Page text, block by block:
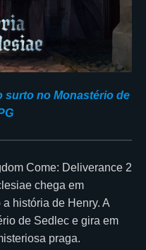
surto no Monastério de
Come: Deliverance 2
chega em
história de Henry. A
de Sedlec e gira em
praga.